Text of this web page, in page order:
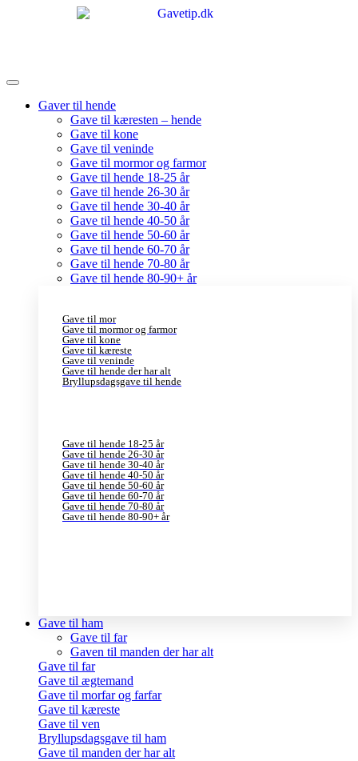
Gaver til hende
Gave til kæresten – hende
Gave til kone
Gave til veninde
Gave til mormor og farmor
Gave til hende 18-25 år
Gave til hende 26-30 år
Gave til hende 30-40 år
Gave til hende 40-50 år
Gave til hende 50-60 år
Gave til hende 60-70 år
Gave til hende 70-80 år
Gave til hende 80-90+ år
Gave til mor
Gave til mormor og farmor
Gave til kone
Gave til kæreste
Gave til veninde
Gave til hende der har alt
Bryllupsdagsgave til hende
Gave til hende 18-25 år
Gave til hende 26-30 år
Gave til hende 30-40 år
Gave til hende 40-50 år
Gave til hende 50-60 år
Gave til hende 60-70 år
Gave til hende 70-80 år
Gave til hende 80-90+ år
Gave til ham
Gave til far
Gaven til manden der har alt
Gave til far
Gave til ægtemand
Gave til morfar og farfar
Gave til kæreste
Gave til ven
Bryllupsdagsgave til ham
Gave til manden der har alt